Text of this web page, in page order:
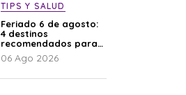
TIPS Y SALUD
Feriado 6 de agosto:
4 destinos
recomendados para
disfrutar el descanso
06 Ago 2026